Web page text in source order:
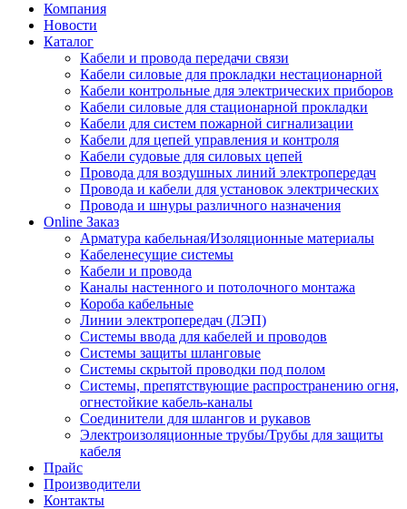
Компания
Новости
Каталог
Кабели и провода передачи связи
Кабели силовые для прокладки нестационарной
Кабели контрольные для электрических приборов
Кабели силовые для стационарной прокладки
Кабели для систем пожарной сигнализации
Кабели для цепей управления и контроля
Кабели судовые для силовых цепей
Провода для воздушных линий электропередач
Провода и кабели для установок электрических
Провода и шнуры различного назначения
Online Заказ
Арматура кабельная/Изоляционные материалы
Кабеленесущие системы
Кабели и провода
Каналы настенного и потолочного монтажа
Короба кабельные
Линии электропередач (ЛЭП)
Системы ввода для кабелей и проводов
Системы защиты шланговые
Системы скрытой проводки под полом
Системы, препятствующие распространению огня,
огнестойкие кабель-каналы
Соединители для шлангов и рукавов
Электроизоляционные трубы/Трубы для защиты
кабеля
Прайс
Производители
Контакты